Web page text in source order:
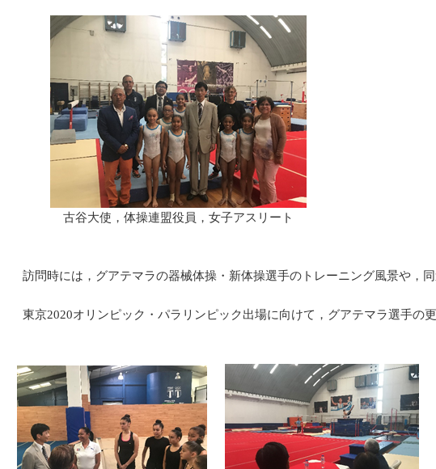
古谷大使，体操連盟役員，女子アスリート
訪問時には，グアテマラの器械体操・新体操選手のトレーニング風景や，
東京2020オリンピック・パラリンピック出場に向けて，グアテマラ選手の